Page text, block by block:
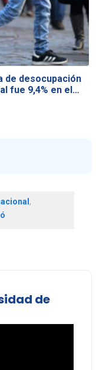
de desocupación
fue 9,4% en el…
,
de